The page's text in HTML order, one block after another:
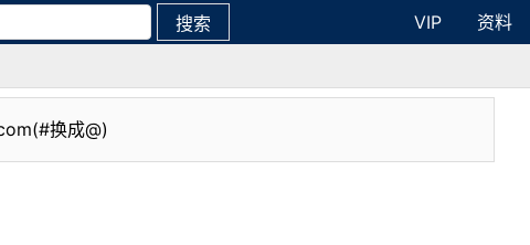
搜索 VIP
资料
换成@)